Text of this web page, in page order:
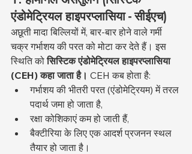
एंडोमेट्रियल हाइपरप्लासिया - सीईएच)
अछूती मादा बिल्लियों में, बार-बार होने वाले गर्मी
चक्र गर्भाशय की परत को मोटा कर देते हैं। इस
स्थिति को सिस्टिक एंडोमेट्रियल हाइपरप्लासिया
(CEH) कहा जाता है। CEH कब होता है:
गर्भाशय की भीतरी परत (एंडोमेट्रियम) में तरल
पदार्थ जमा हो जाता है,
रक्षा कोशिकाएं कम हो जाती हैं,
बैक्टीरिया के लिए एक आदर्श प्रजनन स्थल
तैयार हो जाता है।